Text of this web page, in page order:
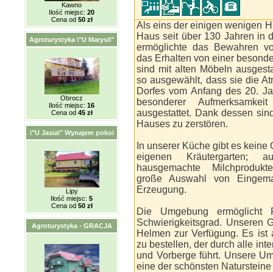
Kawno
Ilość miejsc: 20
Cena od 50 zł
Agroturystyka \"U Marysi\"
Obrocz
Ilość miejsc: 16
Cena od 45 zł
\"U Jasia\" Wynajem pokoi
Lipy
Ilość miejsc: 5
Cena od 50 zł
Agroturystyka - GRACJA
Als eins der einigen wenigen
Haus seit über 130 Jahren in
ermöglichte das Bewahren
das Erhalten von einer
sind mit alten Möbeln
so ausgewählt, dass sie die
Dorfes vom Anfang des 20.
besonderer
ausgestattet. Dank dessen
Hauses zu zerstören.
In unserer Küche gibt es
eigenen Kräutergarten;
hausgemachte
große Auswahl von
Erzeugung.
Die Umgebung ermöglicht
Schwierigkeitsgrad. Unseren
Helmen zur Verfügung. Es ist
zu bestellen, der durch alle
und Vorberge führt. Unsere
eine der schönsten